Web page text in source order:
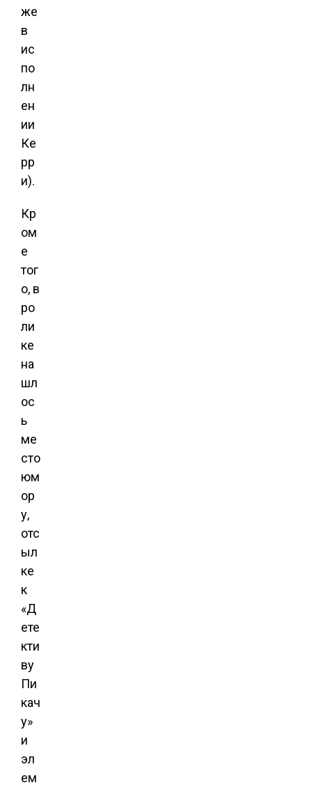
же
в
ис
по
лн
ен
ии
Ке
рр
и).
Кр
ом
е
тог
о, в
ро
ли
ке
на
шл
ос
ь
ме
сто
юм
ор
у,
отс
ыл
ке
к
«Д
ете
кти
ву
Пи
кач
у»
и
эл
ем